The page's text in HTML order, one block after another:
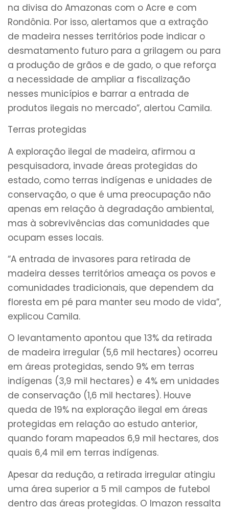
na divisa do Amazonas com o Acre e com
Rondônia. Por isso, alertamos que a extração
de madeira nesses territórios pode indicar o
desmatamento futuro para a grilagem ou para
a produção de grãos e de gado, o que reforça
a necessidade de ampliar a fiscalização
nesses municípios e barrar a entrada de
produtos ilegais no mercado”, alertou Camila.
Terras protegidas
A exploração ilegal de madeira, afirmou a
pesquisadora, invade áreas protegidas do
estado, como terras indígenas e unidades de
conservação, o que é uma preocupação não
apenas em relação à degradação ambiental,
mas à sobrevivências das comunidades que
ocupam esses locais.
“A entrada de invasores para retirada de
madeira desses territórios ameaça os povos e
comunidades tradicionais, que dependem da
floresta em pé para manter seu modo de vida”,
explicou Camila.
O levantamento apontou que 13% da retirada
de madeira irregular (5,6 mil hectares) ocorreu
em áreas protegidas, sendo 9% em terras
indígenas (3,9 mil hectares) e 4% em unidades
de conservação (1,6 mil hectares). Houve
queda de 19% na exploração ilegal em áreas
protegidas em relação ao estudo anterior,
quando foram mapeados 6,9 mil hectares, dos
quais 6,4 mil em terras indígenas.
Apesar da redução, a retirada irregular atingiu
uma área superior a 5 mil campos de futebol
dentro das áreas protegidas. O Imazon ressalta